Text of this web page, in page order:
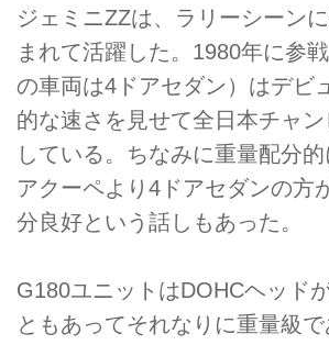
ジェミニZZは、ラリーシーン
まれて活躍した。1980年に参
の車両は4ドアセダン）はデビ
的な速さを見せて全日本チャ
している。ちなみに重量配分
アクーペより4ドアセダンの方
分良好という話しもあった。
G180ユニットはDOHCヘッド
ともあってそれなりに重量級